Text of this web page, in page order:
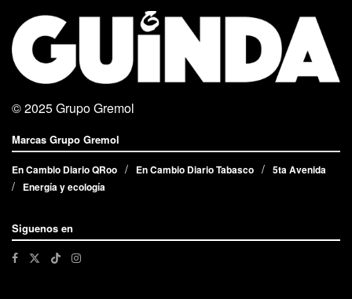
© 2025Grupo Gremol
Marcas Grupo Gremol
En Cambio Diario QRoo En Cambio Diario Tabasco
5ta Avenida
Energía y ecología
Siguenos en